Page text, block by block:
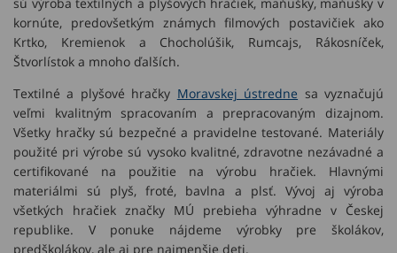
kornúte, predovšetkým známych filmových postavičiek ako
Krtko, Kremienok a Chocholúšik, Rumcajs, Rákosníček,
Štvorlístok a mnoho ďalších.
Textilné a plyšové hračky Moravskej ústredne sa vyznačujú
veľmi kvalitným spracovaním a prepracovaným dizajnom.
Všetky hračky sú bezpečné a pravidelne testované. Materiály
použité pri výrobe sú vysoko kvalitné, zdravotne nezávadné a
certifikované na použitie na výrobu hračiek. Hlavnými
materiálmi sú plyš, froté, bavlna a plsť. Vývoj aj výroba
všetkých hračiek značky MÚ prebieha výhradne v Českej
republike. V ponuke nájdeme výrobky pre školákov,
predškolákov, ale aj pre najmenšie deti.